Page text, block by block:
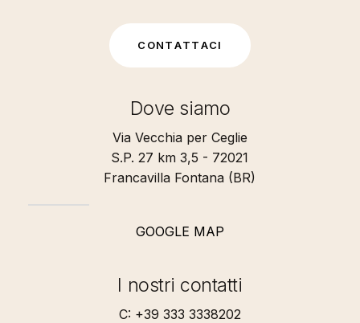
CONTATTACI
Dove siamo
Via Vecchia per Ceglie
S.P. 27 km 3,5 - 72021
Francavilla Fontana (BR)
GOOGLE MAP
I nostri contatti
C: +39 333 3338202